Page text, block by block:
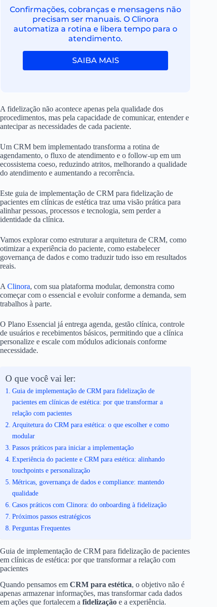
Confirmações, cobranças e mensagens não
precisam ser manuais. O Clinora
automatiza a rotina e libera tempo para o
atendimento.
SAIBA MAIS
A fidelização não acontece apenas pela qualidade dos
procedimentos, mas pela capacidade de comunicar, entender e
antecipar as necessidades de cada paciente.
Um CRM bem implementado transforma a rotina de
agendamento, o fluxo de atendimento e o follow-up em um
ecossistema coeso, reduzindo atritos, melhorando a qualidade
do atendimento e aumentando a recorrência.
Este guia de implementação de CRM para fidelização de
pacientes em clínicas de estética traz uma visão prática para
alinhar pessoas, processos e tecnologia, sem perder a
identidade da clínica.
Vamos explorar como estruturar a arquitetura de CRM, como
otimizar a experiência do paciente, como estabelecer
governança de dados e como traduzir tudo isso em resultados
reais.
AClinora, com sua plataforma modular, demonstra como
começar com o essencial e evoluir conforme a demanda, sem
trabalhos à parte.
O Plano Essencial já entrega agenda, gestão clínica, controle
de usuários e recebimentos básicos, permitindo que a clínica
personalize e escale com módulos adicionais conforme
necessidade.
O que você vai ler:
Guia de implementação de CRM para fidelização de
pacientes em clínicas de estética: por que transformar a
relação com pacientes
Arquitetura do CRM para estética: o que escolher e como
modular
Passos práticos para iniciar a implementação
Experiência do paciente e CRM para estética: alinhando
touchpoints e personalização
Métricas, governança de dados e compliance: mantendo
qualidade
Casos práticos com Clinora: do onboarding à fidelização
Próximos passos estratégicos
Perguntas Frequentes
Guia de implementação de CRM para fidelização de pacientes
em clínicas de estética: por que transformar a relação com
pacientes
Quando pensamos em CRM para estética, o objetivo não é
apenas armazenar informações, mas transformar cada dados
em ações que fortalecem a fidelização e a experiência.